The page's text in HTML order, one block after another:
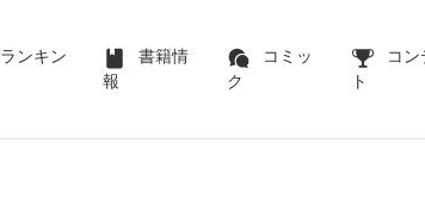
ランキン
書籍情
報
コミッ
ク
コン
ト